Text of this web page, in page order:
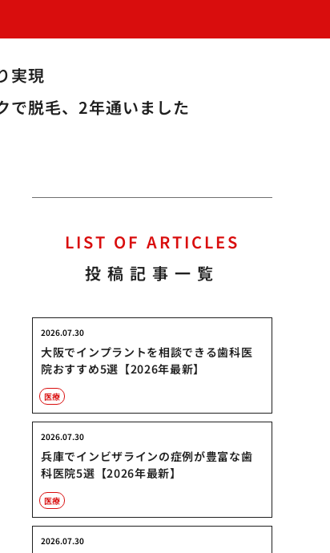
実現
で脱毛、2年通いました
LIST OF ARTICLES
投稿記事一覧
大阪でインプラントを相談できる歯科医
院おすすめ5選【2026年最新】
2026.07.30
医療
兵庫でインビザラインの症例が豊富な歯
科医院5選【2026年最新】
2026.07.30
医療
2026.07.30